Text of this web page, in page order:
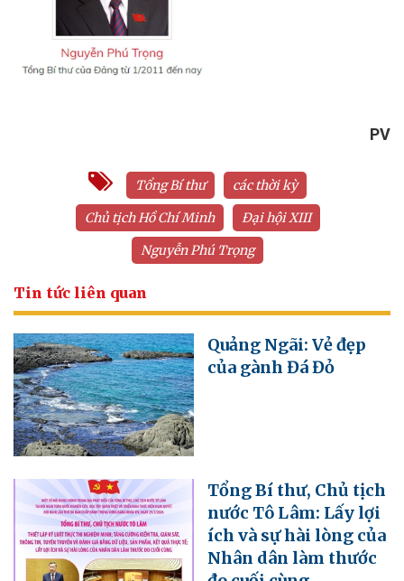
PV
Tổng Bí thư
các thời kỳ
Chủ tịch Hồ Chí Minh
Đại hội XIII
Nguyễn Phú Trọng
Tin tức liên quan
Quảng Ngãi: Vẻ đẹp
của gành Đá Đỏ
Tổng Bí thư, Chủ tịch
nước Tô Lâm: Lấy lợi
ích và sự hài lòng của
Nhân dân làm thước